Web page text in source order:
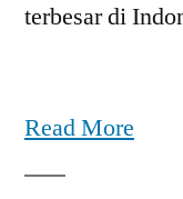
terbesar di
Read More